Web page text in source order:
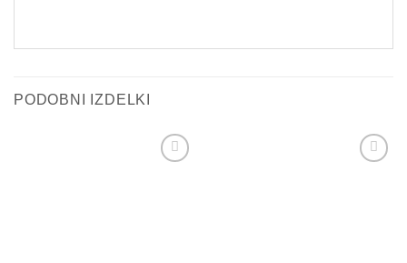
PODOBNI IZDELKI